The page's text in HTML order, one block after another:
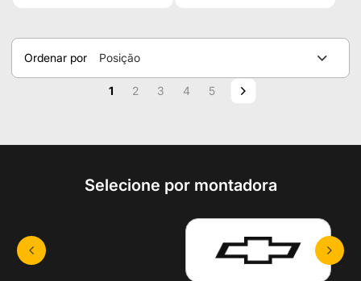
Ordenar por
Posição
Página
Você esta lendo a pagina
1 Página
2 Página
3 Página
4 Página
5 Página
Próximo
Selecione por montadora